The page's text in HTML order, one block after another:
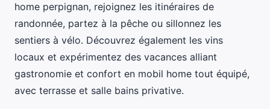
home perpignan, rejoignez les itinéraires de
randonnée, partez à la pêche ou sillonnez les
sentiers à vélo. Découvrez également les vins
locaux et expérimentez des vacances alliant
gastronomie et confort en mobil home tout équipé,
avec terrasse et salle bains privative.